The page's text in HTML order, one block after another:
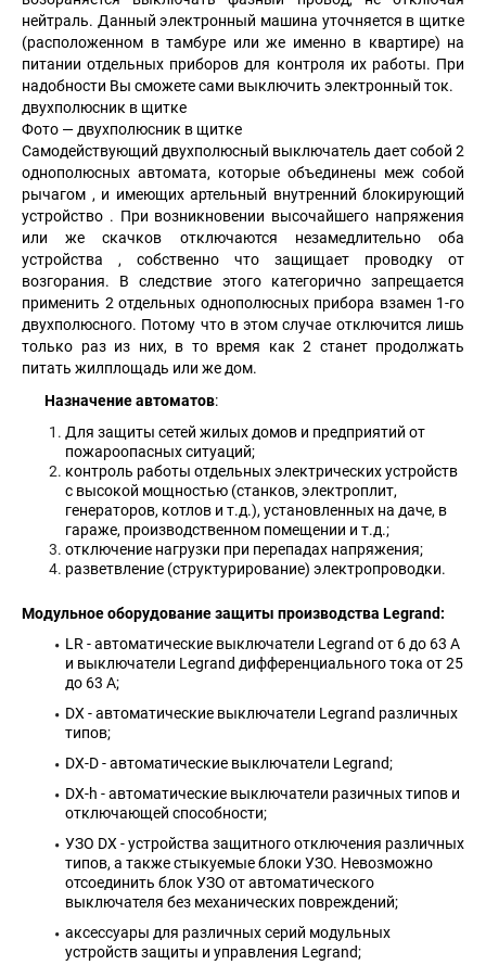
нейтраль. Данный электронный машина уточняется в щитке
(расположенном в тамбуре или же именно в квартире) на
питании отдельных приборов для контроля их работы. При
надобности Вы сможете сами выключить электронный ток.
двухполюсник в щитке
Фото — двухполюсник в щитке
Самодействующий двухполюсный выключатель дает собой 2
однополюсных автомата, которые объединены меж собой
рычагом , и имеющих артельный внутренний блокирующий
устройство . При возникновении высочайшего напряжения
или же скачков отключаются незамедлительно оба
устройства , собственно что защищает проводку от
возгорания. В следствие этого категорично запрещается
применить 2 отдельных однополюсных прибора взамен 1-го
двухполюсного. Потому что в этом случае отключится лишь
только раз из них, в то время как 2 станет продолжать
питать жилплощадь или же дом.
Назначение автоматов:
Для защиты сетей жилых домов и предприятий от
пожароопасных ситуаций;
контроль работы отдельных электрических устройств
с высокой мощностью (станков, электроплит,
генераторов, котлов и т.д.), установленных на даче, в
гараже, производственном помещении и т.д.;
отключение нагрузки при перепадах напряжения;
разветвление (структурирование) электропроводки.
Модульное оборудование защиты производства Legrand:
LR - автоматические выключатели Legrand от 6 до 63 А
и выключатели Legrand дифференциального тока от 25
до 63 А;
DX - автоматические выключатели Legrand различных
типов;
DX-D - автоматические выключатели Legrand;
DX-h - автоматические выключатели разичных типов и
отключающей способности;
УЗО DX - устройства защитного отключения различных
типов, а также стыкуемые блоки УЗО. Невозможно
отсоединить блок УЗО от автоматического
выключателя без механических повреждений;
аксессуары для различных серий модульных
устройств защиты и управления Legrand;